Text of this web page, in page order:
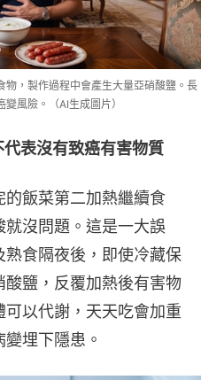
，製作過程中會產生大量亞硝酸鹽。長
風險。（AI生成圖片）
表沒有致癌有害物質
飯菜第二加熱繼續食
沒問題。這是一大誤
食隔夜後，即使冷藏保
鹽，反覆加熱後有害物
以代謝，天天吃會加重
埋下隱患。